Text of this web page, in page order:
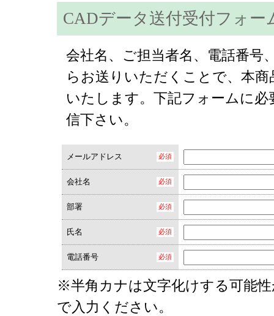
CADデータ送付受付フォー
会社名、ご担当者名、電話番号
らお送りいただくことで、本
いたします。下記フォームに必
信下さい。
メールアドレス
会社名
部署
氏名
電話番号
※半角カナは文字化けする可能
で入力ください。